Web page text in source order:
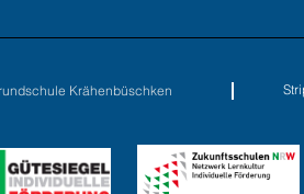
Krähenbüschken